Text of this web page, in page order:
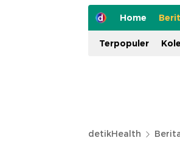
Home
Terpopuler
detikHealth